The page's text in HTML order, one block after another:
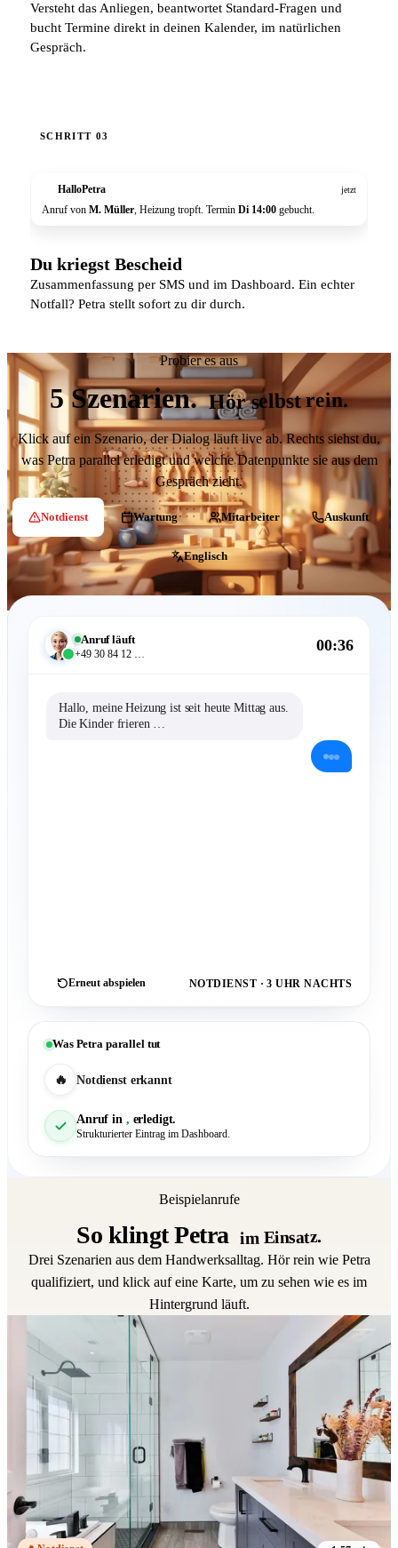
Versteht das Anliegen, beantwortet Standard-Fragen und
bucht Termine direkt in deinen Kalender, im natürlichen
Gespräch.
SCHRITT 03
HalloPetra jetzt
Anruf von M. Müller , Heizung tropft. Termin Di 14:00 gebucht.
Du kriegst Bescheid
Zusammenfassung per SMS und im Dashboard. Ein echter
Notfall? Petra stellt sofort zu dir durch.
Probier es aus
5 Szenarien. Hör selbst rein.
Klick auf ein Szenario, der Dialog läuft live ab. Rechts siehst du,
was Petra parallel erledigt und welche Datenpunkte sie aus dem
Gespräch zieht.
Notdienst Wartung Mitarbeiter Auskunft
Englisch
Anruf läuft
+49 30 84 12 …
00:53
Hallo, meine Heizung ist seit heute Mittag aus.
Die Kinder frieren …
Das hört sich nach einem Notfall an. Sind Sie
Erneut abspielen NOTDIENST · 3 UHR NACHTS
Was Petra parallel tut
🔥 Notdienst erkannt
Anruf in , erledigt.
Strukturierter Eintrag im Dashboard.
Beispielanrufe
So klingt Petra im Einsatz.
Drei Szenarien aus dem Handwerksalltag. Hör rein wie Petra
qualifiziert, und klick auf eine Karte, um zu sehen wie es im
Hintergrund läuft.